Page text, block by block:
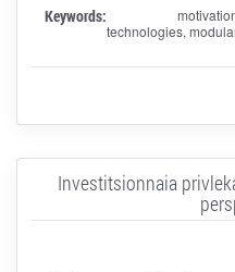
Keywords:
technologies,
Investitsionnaia